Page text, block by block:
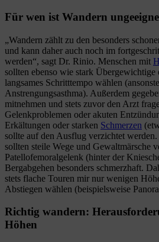
Für wen ist Wandern
„Wandern zählt zu den besonders
und kann daher auch noch im
werden“, sagt Dr. Rinio. Menschen mit
sollten ebenso wie stark Übergewichtige
langsames Schritttempo wählen
Anstrengungsasthma). Außerdem
mitnehmen und stets zuvor den Arzt
Gelenkproblemen oder akuten
Erkältungen oder starken Schmerzen
sollte auf den Ausflug verzichtet
sollten steile Wege und Gewaltmärsche
Patellofemoralgelenk (hinter der
Bergabgehen besonders schmerzhaft.
stets flache Touren mir nur wenigen
Abstiegen wählen (beispielsweise
Richtig wandern:
Höhen